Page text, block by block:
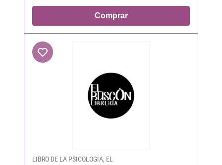
Comprar
LIBRO DE LA PSICOLOGIA, EL